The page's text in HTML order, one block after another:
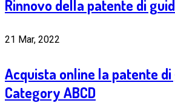
Rinnovo della patente di
21 Mar, 2022
Acquista online la patente
Category ABCD